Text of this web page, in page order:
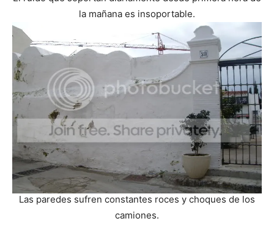
la mañana es insoportable.
Las paredes sufren constantes roces y choques de los
camiones.